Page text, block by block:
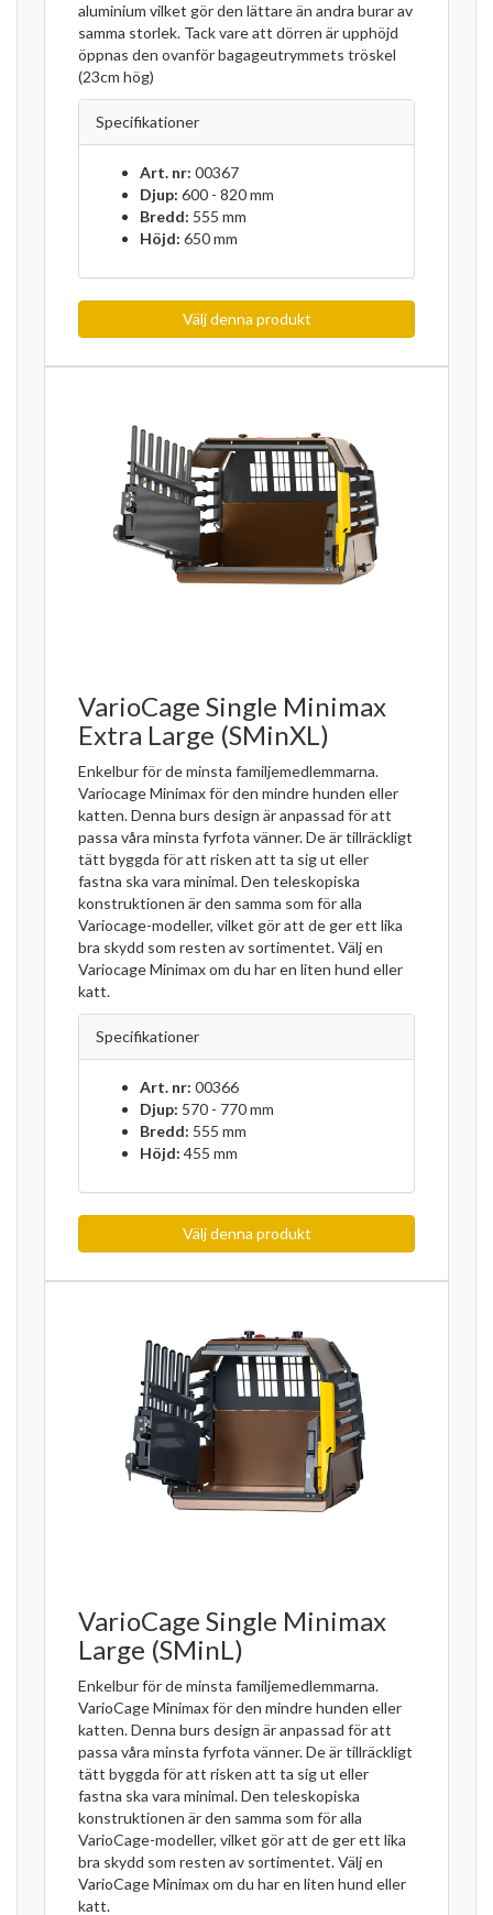
aluminium vilket gör den lättare än andra burar av
samma storlek. Tack vare att dörren är upphöjd
öppnas den ovanför bagageutrymmets tröskel
(23cm hög)
Specifikationer
Art. nr: 00367
Djup: 600 - 820 mm
Bredd: 555 mm
Höjd: 650 mm
Välj denna produkt
VarioCage Single Minimax
Extra Large (SMinXL)
Enkelbur för de minsta familjemedlemmarna.
Variocage Minimax för den mindre hunden eller
katten. Denna burs design är anpassad för att
passa våra minsta fyrfota vänner. De är tillräckligt
tätt byggda för att risken att ta sig ut eller
fastna ska vara minimal. Den teleskopiska
konstruktionen är den samma som för alla
Variocage-modeller, vilket gör att de ger ett lika
bra skydd som resten av sortimentet. Välj en
Variocage Minimax om du har en liten hund eller
katt.
Specifikationer
Art. nr: 00366
Djup: 570 - 770 mm
Bredd: 555 mm
Höjd: 455 mm
Välj denna produkt
VarioCage Single Minimax
Large (SMinL)
Enkelbur för de minsta familjemedlemmarna.
VarioCage Minimax för den mindre hunden eller
katten. Denna burs design är anpassad för att
passa våra minsta fyrfota vänner. De är tillräckligt
tätt byggda för att risken att ta sig ut eller
fastna ska vara minimal. Den teleskopiska
konstruktionen är den samma som för alla
VarioCage-modeller, vilket gör att de ger ett lika
bra skydd som resten av sortimentet. Välj en
VarioCage Minimax om du har en liten hund eller
katt.